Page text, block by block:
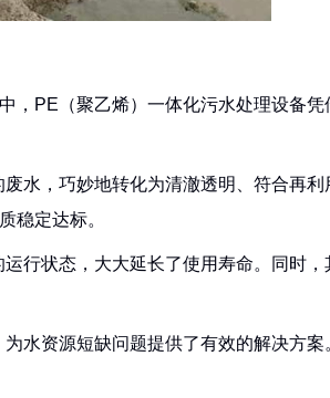
PE（聚乙烯）一体化污水处理设备
水，巧妙地转化为清澈透明、符合再
稳定达标。
行状态，大大延长了使用寿命。同时
水资源短缺问题提供了有效的解决方